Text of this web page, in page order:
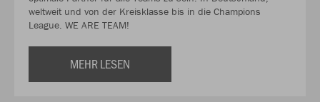
weltweit und von der Kreisklasse bis in die Champions
League. WE ARE TEAM!
MEHR LESEN